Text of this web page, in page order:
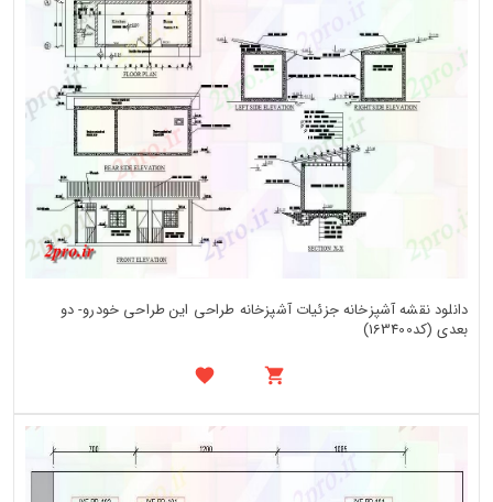
دانلود نقشه آشپزخانه جزئیات آشپزخانه طراحی این طراحی خودرو- دو
بعدی (کد163400)